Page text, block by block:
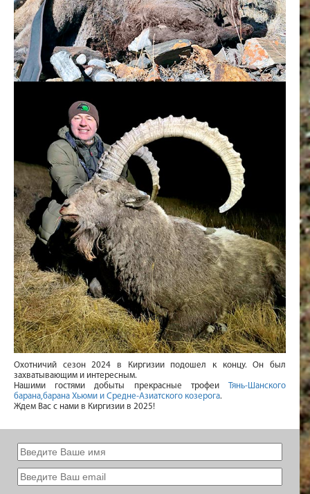
Охотничий сезон 2024 в Киргизии подошел к концу. Он был
захватывающим и интересным.
Нашими гостями добыты прекрасные трофеи Тянь-Шанского
барана,барана Хьюми и Средне-Азиатского козерога.
Ждем Вас с нами в Киргизии в 2025!